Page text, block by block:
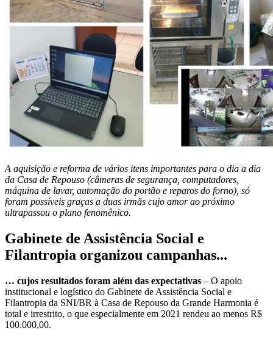
A aquisição e reforma de vários itens importantes para o dia a dia
da Casa de Repouso (câmeras de segurança, computadores,
máquina de lavar, automação do portão e reparos do forno), só
foram possíveis graças a duas irmãs cujo amor ao próximo
ultrapassou o plano fenomênico.
Gabinete de Assistência Social e
Filantropia organizou campanhas...
… cujos resultados foram além das expectativas – O apoio
institucional e logístico do Gabinete de Assistência Social e
Filantropia da SNI/BR à Casa de Repouso da Grande Harmonia é
total e irrestrito, o que especialmente em 2021 rendeu ao menos R$
100.000,00.